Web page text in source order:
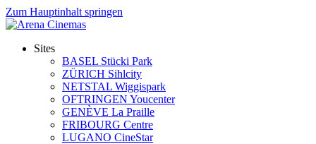
Zum Hauptinhalt springen
Sites
BASEL Stücki Park
ZÜRICH Sihlcity
NETSTAL Wiggispark
OFTRINGEN Youcenter
GENÈVE La Praille
FRIBOURG Centre
LUGANO CineStar